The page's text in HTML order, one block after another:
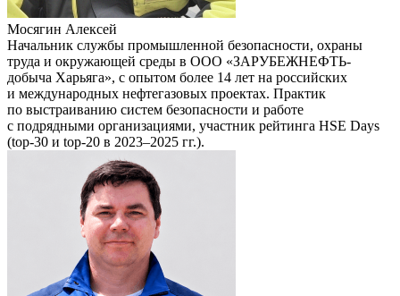
Мосягин Алексей
Начальник службы промышленной безопасности, охраны
труда и окружающей среды в ООО «ЗАРУБЕЖНЕФТЬ-
добыча Харьяга», с опытом более 14 лет на российских
и международных нефтегазовых проектах. Практик
по выстраиванию систем безопасности и работе
с подрядными организациями, участник рейтинга HSE Days
(top-30 и top-20 в 2023–2025 гг.).